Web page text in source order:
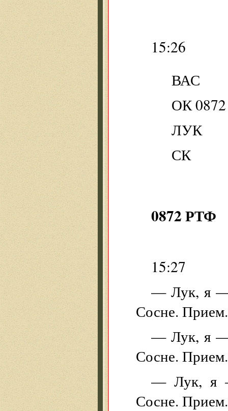
15:26
ВАС
ОК
ЛУК
СК
0872 РТФ
15:27
— Лук, я —
Сосне. Прием.
— Лук, я —
Сосне. Прием.
— Лук, я
Сосне. Прием.